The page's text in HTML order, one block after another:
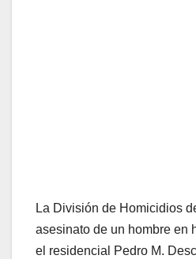
La División de Homicidios
asesinato de un hombre en
el residencial Pedro M.